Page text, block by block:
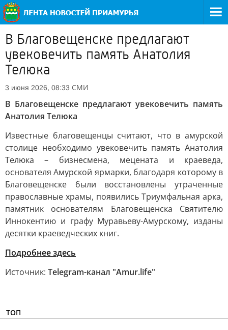
В Благовещенске предлагают
увековечить память Анатолия
Телюка
3 июня 2026, 08:33 СМИ
В Благовещенске предлагают увековечить память
Анатолия Телюка
Известные благовещенцы считают, что в амурской
столице необходимо увековечить память Анатолия
Телюка – бизнесмена, мецената и краеведа,
основателя Амурской ярмарки, благодаря которому в
Благовещенске были восстановлены утраченные
православные храмы, появились Триумфальная арка,
памятник основателям Благовещенска Святителю
Иннокентию и графу Муравьеву-Амурскому, изданы
десятки краеведческих книг.
Подробнее здесь
Источник: Telegram-канал "Аmur.life"
ТОП